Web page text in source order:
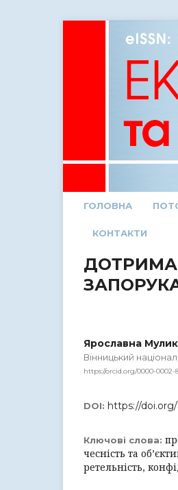
ГОЛОВНА
КОНТАКТИ
Ярославна Мулик
Вінницький
https://orcid.org/0000-0002-
DOI: https://
Ключові слова:
чесність та
ретельність,